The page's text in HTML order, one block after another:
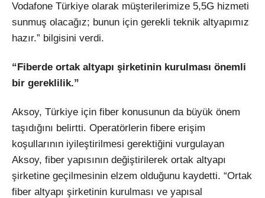
Vodafone Türkiye olarak müşterilerimize 5,5G hizmeti
sunmuş olacağız; bunun için gerekli teknik altyapımız
hazır.” bilgisini verdi.
“Fiberde ortak altyapı şirketinin kurulması önemli
bir gereklilik.”
Aksoy, Türkiye için fiber konusunun da büyük önem
taşıdığını belirtti. Operatörlerin fibere erişim
koşullarının iyileştirilmesi gerektiğini vurgulayan
Aksoy, fiber yapısının değiştirilerek ortak altyapı
şirketine geçilmesinin elzem olduğunu kaydetti. “Ortak
fiber altyapı şirketinin kurulması ve yapısal